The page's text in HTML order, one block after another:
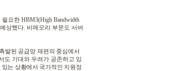
필요한HBM3(High Bandwidth
상했다. 비메모리 부문도 서버
발된 공급망 재편의 중심에서
도 기대와 우려가 공존하고 있
는 상황에서 국가적인 지원정